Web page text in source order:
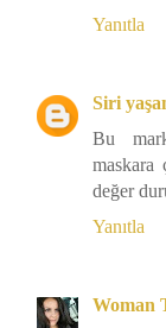
Yanıtla
Siri
Bu
maskara
değer
Yanıtla
Woman